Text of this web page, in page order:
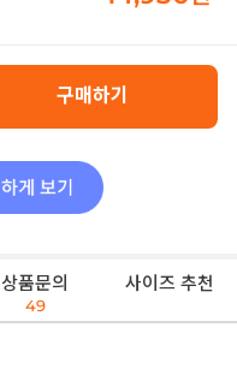
구매하기
상품문의
49
사이즈 추천